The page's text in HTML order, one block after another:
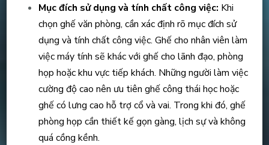
Mục đích sử dụng và tính chất công việc: Khi
chọn ghế văn phòng, cần xác định rõ mục đích sử
dụng và tính chất công việc. Ghế cho nhân viên làm
việc máy tính sẽ khác với ghế cho lãnh đạo, phòng
họp hoặc khu vực tiếp khách. Những người làm việc
cường độ cao nên ưu tiên ghế công thái học hoặc
ghế có lưng cao hỗ trợ cổ và vai. Trong khi đó, ghế
phòng họp cần thiết kế gọn gàng, lịch sự và không
quá cồng kềnh.